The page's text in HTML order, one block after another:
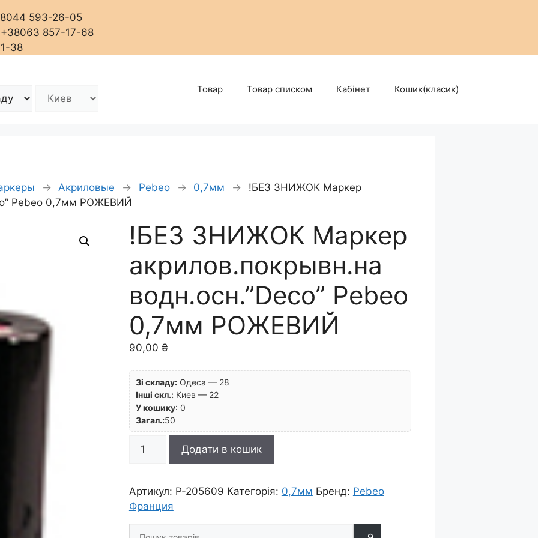
593-26-05
857-17-68
38
Товар Товар списком Кабінет Кошик(класик)
→ Акриловые → Pebeo → 0,7мм →
!БЕЗ ЗНИЖОК Маркер
Pebeo 0,7мм РОЖЕВИЙ
!БЕЗ ЗНИЖОК Маркер
акрилов.покрывн.на
водн.осн.”Deco” Pebeo
0,7мм РОЖЕВИЙ
90,00 ₴
Зі складу: Одеса — 28
Інші скл.:Киев — 22
У кошику: 0
Загал.:50
Маркер
акрилов.покрывн.на
Pebeo
Додати в кошик
Артикул: P-205609 Категорія: 0,7мм Бренд: Pebeo
Франция
Шукати